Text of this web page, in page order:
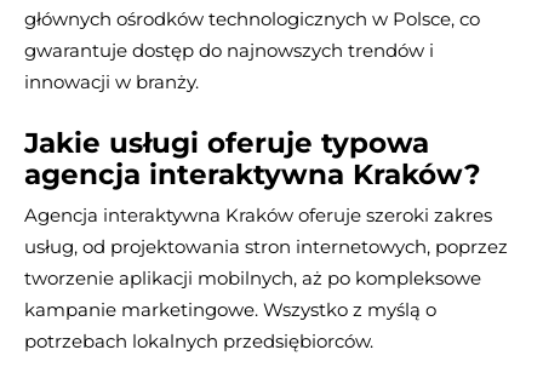
głównych ośrodków technologicznych w Polsce, co
gwarantuje dostęp do najnowszych trendów i
innowacji w branży.
Jakie usługi oferuje typowa
agencja interaktywna Kraków?
Agencja interaktywna Kraków oferuje szeroki zakres
usług, od projektowania stron internetowych, poprzez
tworzenie aplikacji mobilnych, aż po kompleksowe
kampanie marketingowe. Wszystko z myślą o
potrzebach lokalnych przedsiębiorców.